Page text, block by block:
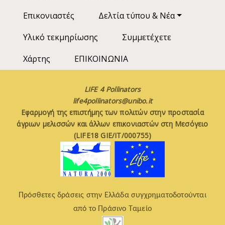
Επικονιαστές
Δελτία τύπου & Νέα
Υλικό τεκμηρίωσης
Συμμετέχετε
Χάρτης
ΕΠΙΚΟΙΝΩΝΙΑ
LIFE 4 Pollinators
life4pollinators@unibo.it
Εφαρμογή της επιστήμης των πολιτών στην προστασία
άγριων μελισσών και άλλων επικονιαστών στη Μεσόγειο
(LIFE18 GIE/IT/000755)
Πρόσθετες δράσεις στην Ελλάδα συγχρηματοδοτούνται
από το Πράσινο Ταμείο